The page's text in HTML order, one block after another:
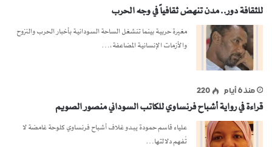
للثقافة دور.. مدن تنهض ثقافياً في وجه الحرب
مغيرة حربية بينما تنشغل الساحة السودانية بأخبار الحرب والنزوح
والأزمات الإنسانية المضاعفة،…
منذ 6 أيام 220
قراءة في رواية أشباح فرنساوي للكاتب السوداني منصور الصويم
علياء قاسم حمودة يبدو غلاف أشباح فرنساوي كلوحة غامضة لا
تُفهم دلالتها…